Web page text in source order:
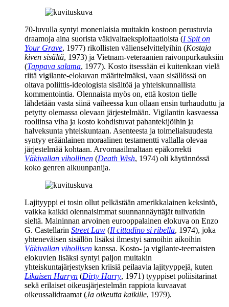
70‑luvulla syntyi monenlaisia muitakin kostoon perustuvia
draamoja aina suorista väkivalta­eksploitaatioista (I Spit on
Your Grave, 1977) rikollisten välienselvittelyihin (Kostaja
kiven sisältä, 1973) ja Vietnam-veteraanien raivonpurkauksiin
(Tappava salama, 1977). Kosto itsessään ei kuitenkaan vielä
riitä vigilante-elokuvan määritelmäksi, vaan sisällössä on
oltava poliittis-ideologista sisältöä ja yhteiskunnallista
kommentointia. Olennaista myös on, että koston tielle
lähdetään vasta siinä vaiheessa kun ollaan ensin turhauduttu ja
petytty olemassa olevaan järjestelmään. Vigilantin kasvaessa
rooliinsa viha ja kosto kohdistuvat pahantekijöihin ja
halveksunta yhteiskuntaan. Asenteesta ja toimeliaisuudesta
syntyy eräänlainen moraalinen testamentti vallalla olevaa
järjestelmää kohtaan. Arvomaailmaltaan epäkorrekti
Väkivallan vihollinen (Death Wish, 1974) oli käytännössä
koko genren alkuunpanija.
Lajityyppi ei tosin ollut pelkästään amerikkalainen keksintö,
vaikka kaikki olennaisimmat suunnannäyttäjät tulivatkin
sieltä. Maininnan arvoinen eurooppalainen elokuva on Enzo
G. Castellarin Street Law (Il cittadino si ribella, 1974), joka
yhteneväisen sisällön lisäksi ilmestyi samoihin aikoihin
Väkivallan vihollisen kanssa. Kosto‑ ja vigilante-teemaisten
elokuvien lisäksi syntyi paljon muitakin
yhteiskuntajärjestyksen kriisiä peilaavia lajityyppejä, kuten
Likaisen Harryn (Dirty Harry, 1971) tyyppiset poliisitarinat
sekä erilaiset oikeusjärjestelmän rappiota kuvaavat
oikeussalidraamat (Ja oikeutta kaikille, 1979).